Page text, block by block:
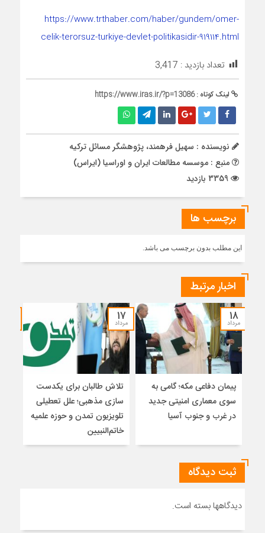
https://www.trthaber.com/haber/gundem/omer-
celik-terorsuz-turkiye-devlet-politikasidir-919114.html
تعداد بازدید : 3,417
لینک کوتاه :https://www.iras.ir/?p=13086
نویسنده : سهیل فرهمند، پژوهشگر مسائل ترکیه
منبع : موسسه مطالعات ایران و اوراسیا (ایراس)
برچسب ها
این مطلب بدون برچسب می باشد.
اخبار مرتبط
۱۸
مرداد
پیمان دفاعی مکه؛ گامی به
سوی معماری امنیتی جدید
در غرب و جنوب آسیا
۱۷
مرداد
تلاش طالبان برای یکدست
سازی مذهبی؛ علل تعطیلی
تلویزیون تمدن و حوزه علمیه
خاتم‌النبیین
ثبت دیدگاه
دیدگاهها بسته است.